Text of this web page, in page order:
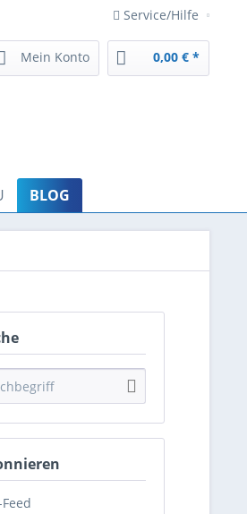
Service/Hilfe
Mein Konto 0,00 € *
BLOG
Feed